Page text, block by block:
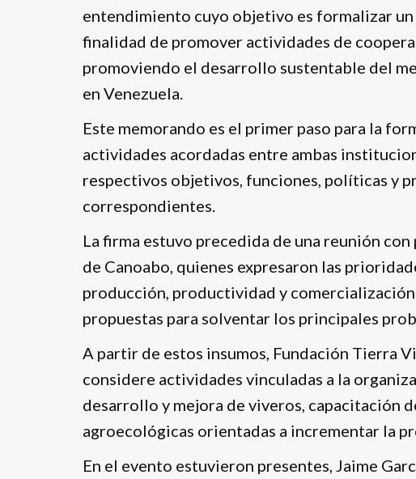
entendimiento cuyo objetivo es formalizar
finalidad de promover actividades de
promoviendo el desarrollo sustentable del
en Venezuela.
Este memorando es el primer paso para la
actividades acordadas entre ambas
respectivos objetivos, funciones, políticas y
correspondientes.
La firma estuvo precedida de una reunión
de Canoabo, quienes expresaron las
producción, productividad y
propuestas para solventar los principales
A partir de estos insumos, Fundación Tierra
considere actividades vinculadas a la
desarrollo y mejora de viveros, capacitación
agroecológicas orientadas a incrementar la
En el evento estuvieron presentes, Jaime